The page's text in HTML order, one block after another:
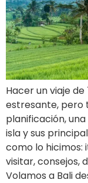
Hacer un viaje
estresante, pero
planificación,
isla y sus
como lo hicimos:
visitar, consejos,
Volamos a Bali